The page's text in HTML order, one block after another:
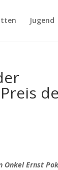
Jugend
Onkel Ernst